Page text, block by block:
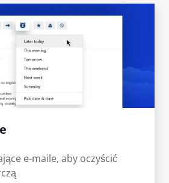
e-maile, aby oczyścić